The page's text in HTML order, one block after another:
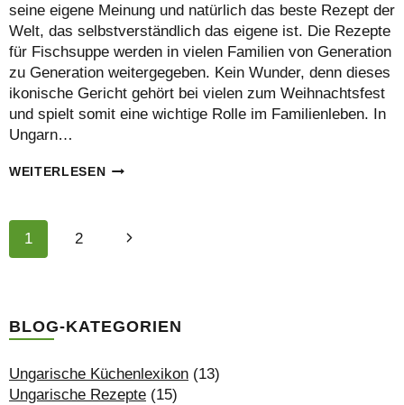
seine eigene Meinung und natürlich das beste Rezept der
Welt, das selbstverständlich das eigene ist. Die Rezepte
für Fischsuppe werden in vielen Familien von Generation
zu Generation weitergegeben. Kein Wunder, denn dieses
ikonische Gericht gehört bei vielen zum Weihnachtsfest
und spielt somit eine wichtige Rolle im Familienleben. In
Ungarn…
WEITERLESENDAS
SEITENNAVIGATION
1 2
Nächste
BLOG-KATEGORIEN
Ungarische Küchenlexikon (13)
Ungarische Rezepte (15)